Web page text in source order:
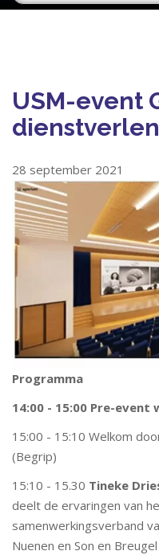
USM-event
28 september 2021
Programma
14:00 - 15:00 Pre-event
15:00 - 15:10 Welkom
(Begrip)
15:10 - 15.30 Tineke
deelt de ervaringen van
samenwerkingsverband
Nuenen en Son en